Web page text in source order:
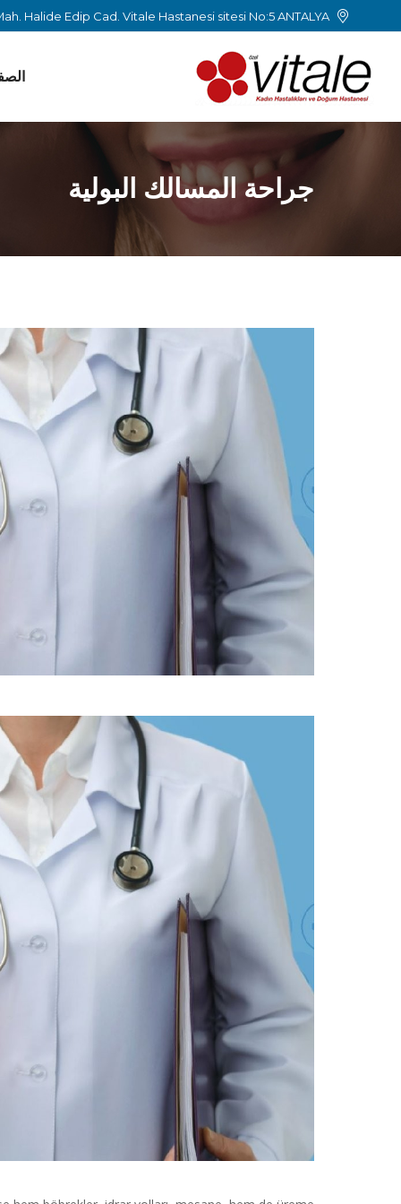
Halide Edip Cad. Vitale Hastanesi sitesi No:5 ANTALYA
جراحة المسالك البولية